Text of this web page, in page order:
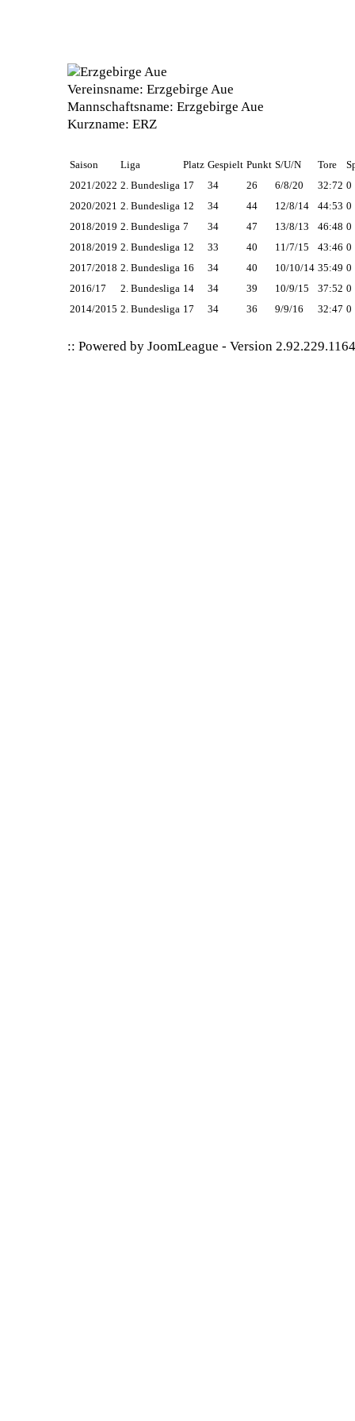
Vereinsname: Erzgebirge Aue
Mannschaftsname: Erzgebirge Aue
Kurzname: ERZ
Saison Liga Platz Gespielt Punkt S/U/N Tore
2021/2022 2. Bundesliga 17 34 26 6/8/20 32:72 0
2020/2021 2. Bundesliga 12 34 44 12/8/14 44:53 0
2018/2019 2. Bundesliga 7 34 47 13/8/13 46:48 0
2018/2019 2. Bundesliga 12 33 40 11/7/15 43:46 0
2017/2018 2. Bundesliga 16 34 40 10/10/14 35:49 0
2016/17
2. Bundesliga 14 34 39 10/9/15 37:52 0
2014/2015 2. Bundesliga 17 34 36 9/9/16 32:47 0
:: Powered byJoomLeague -Version